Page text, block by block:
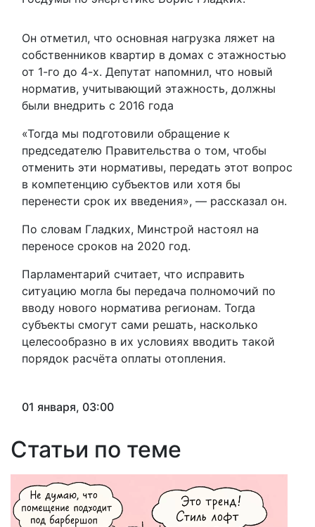
Он отметил, что основная нагрузка ляжет на
собственников квартир в домах с этажностью
от 1-го до 4-х. Депутат напомнил, что новый
норматив, учитывающий этажность, должны
были внедрить с 2016 года
«Тогда мы подготовили обращение к
председателю Правительства о том, чтобы
отменить эти нормативы, передать этот вопрос
в компетенцию субъектов или хотя бы
перенести срок их введения», — рассказал он.
По словам Гладких, Минстрой настоял на
переносе сроков на 2020 год.
Парламентарий считает, что исправить
ситуацию могла бы передача полномочий по
вводу нового норматива регионам. Тогда
субъекты смогут сами решать, насколько
целесообразно в их условиях вводить такой
порядок расчёта оплаты отопления.
01 января, 03:00
Статьи по теме